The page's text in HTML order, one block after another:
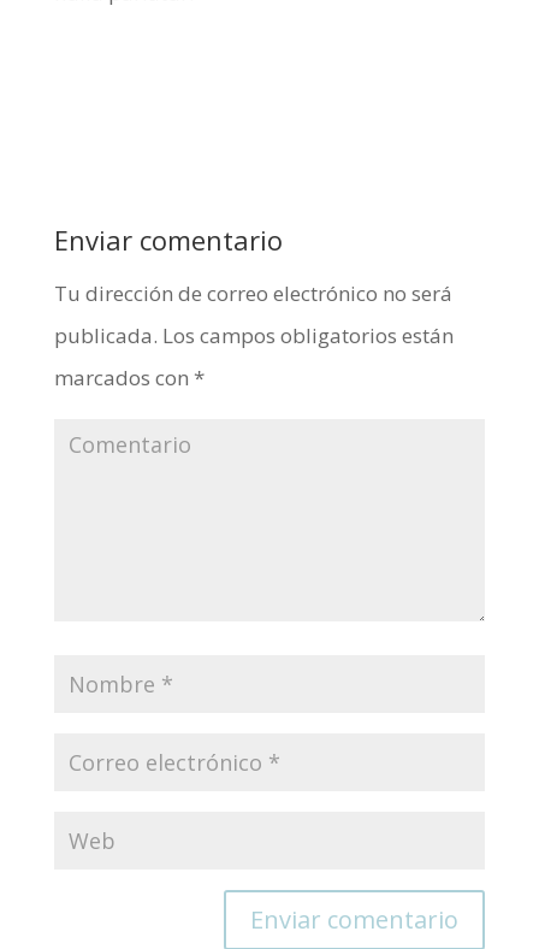
Enviar comentario
Tu dirección de correo electrónico no será
publicada. Los campos obligatorios están
marcados con *